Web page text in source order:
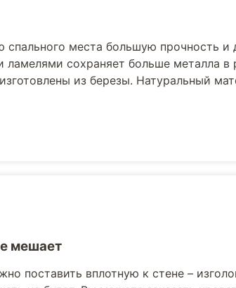
места большую прочность и
ламелями сохраняет больше металла в
из березы. Натуральный
мешает
поставить вплотную к стене –